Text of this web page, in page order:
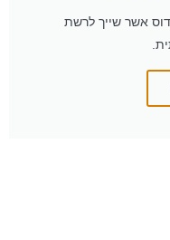
אשר שייך לרשת